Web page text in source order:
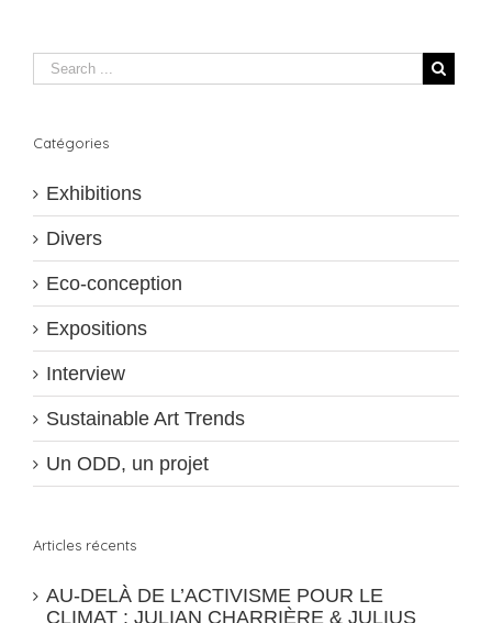
Catégories
Exhibitions
Divers
Eco-conception
Expositions
Interview
Sustainable Art Trends
Un ODD, un projet
Articles récents
AU-DELÀ DE L’ACTIVISME POUR LE
CLIMAT : JULIAN CHARRIÈRE & JULIUS